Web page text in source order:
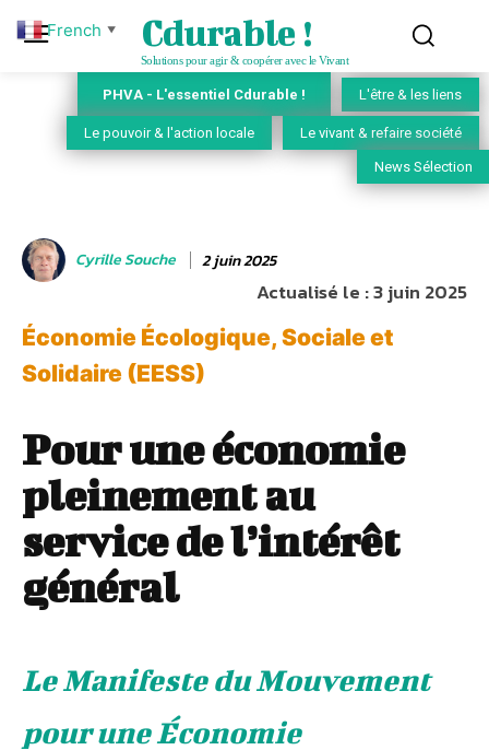
Cdurable !
Solutions pour agir & coopérer avec le Vivant
PHVA - L'essentiel Cdurable ! L'être & les liens
Le pouvoir & l'action locale Le vivant & refaire société
News Sélection
Cyrille Souche 2 juin 2025
Actualisé le :3 juin 2025
Économie Écologique, Sociale et
Solidaire (EESS)
Pour une économie
pleinement au
service de l’intérêt
général
Le Manifeste du Mouvement
pour une Économie
French ▼